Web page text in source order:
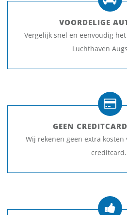
VOORDELIGE
Vergelijk snel en eenvoudig
Luchthaven
GEEN
Wij rekenen geen extra
creditcard.